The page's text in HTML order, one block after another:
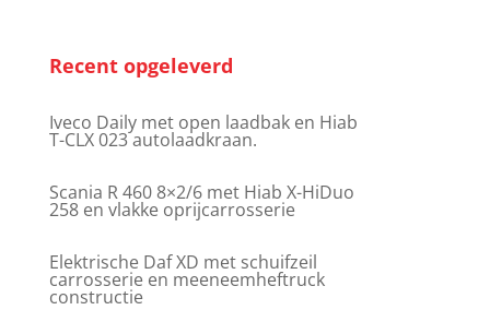
Recent opgeleverd
Iveco Daily met open laadbak en Hiab
T-CLX 023 autolaadkraan.
Scania R 460 8×2/6 met Hiab X-HiDuo
258 en vlakke oprijcarrosserie
Elektrische Daf XD met schuifzeil
carrosserie en meeneemheftruck
constructie